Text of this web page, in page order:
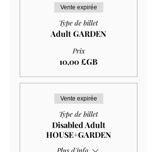
Vente expirée
Type de billet
Adult GARDEN
Prix
10,00 £GB
Vente expirée
Type de billet
Disabled Adult
HOUSE+GARDEN